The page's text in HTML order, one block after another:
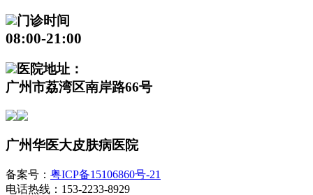
门诊时间
08:00-21:00
医院地址：
广州市荔湾区南岸路66号
广州华医大皮肤病医院
备案号： 粤ICP备15106860号-21
电话热线：153-2233-8929